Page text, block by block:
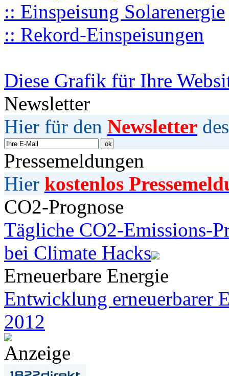
:: Einspeisung Solarenergie
:: Rekord-Einspeisungen
Diese Grafik für Ihre
Newsletter
Hier für den Newsletter
Pressemeldungen
Hier kostenlos
CO2-Prognose
Tägliche CO2-Emissions-
bei Climate Hacks
Erneuerbare Energie
Entwicklung erneuerbarer
2012
Anzeige